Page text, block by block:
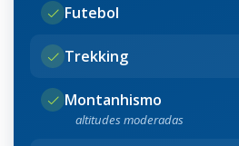
Futebol
Trekking
Montanhismo
altitudes moderadas